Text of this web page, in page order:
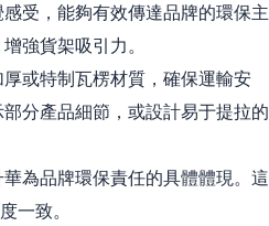
受，能夠有效傳達品牌的環保主
強貨架吸引力。
或特制瓦楞材質，確保運輸安
分產品細節，或設計易于提拉的
為品牌環保責任的具體體現。這
一致。